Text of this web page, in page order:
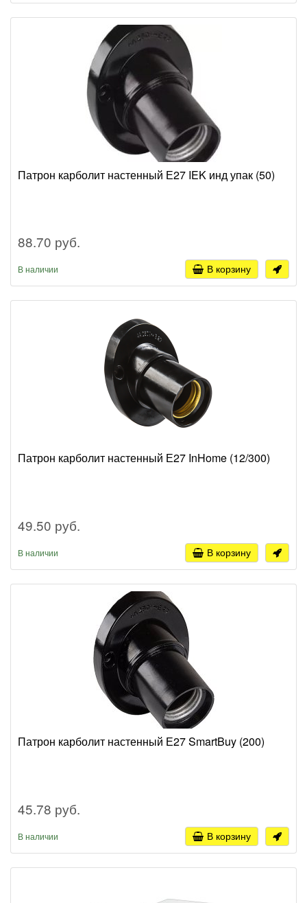
Патрон карболит настенный Е27 IEK инд упак (50)
88.70 руб.
В наличии В корзину
Патрон карболит настенный Е27 InHome (12/300)
49.50 руб.
В наличии В корзину
Патрон карболит настенный Е27 SmartBuy (200)
45.78 руб.
В наличии В корзину